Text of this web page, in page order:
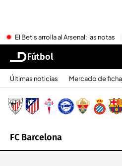
El Betis arrolla al Arsenal: las notas
Fútbol
Últimas noticias Mercado de
FC Barcelona